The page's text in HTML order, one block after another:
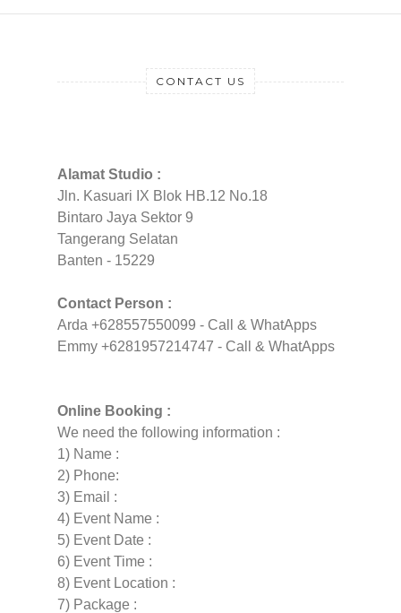
CONTACT US
Alamat Studio :
Jln. Kasuari IX Blok HB.12 No.18
Bintaro Jaya Sektor 9
Tangerang Selatan
Banten - 15229
Contact Person :
Arda +628557550099 - Call & WhatApps
Emmy +6281957214747 - Call & WhatApps
Online Booking :
We need the following information :
1) Name :
2) Phone:
3) Email :
4) Event Name :
5) Event Date :
6) Event Time :
8) Event Location :
7) Package :